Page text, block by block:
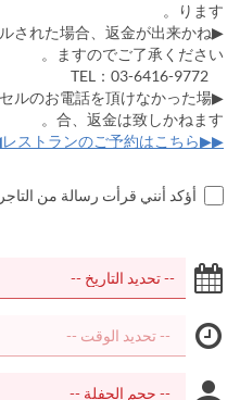
ります。
された場合、返金が出来かね
ますのでご了承ください。
ルのお電話を頂けなかった場
合、返金は致しかねます。
▶▶レストランのご予約はこちら◀◀
أؤكد أنني قرأت رسالة من التاجر